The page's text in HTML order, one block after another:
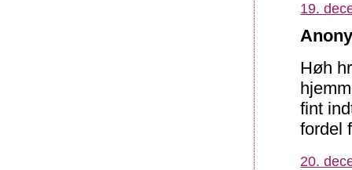
19.
Høh
fint
fordel
20.